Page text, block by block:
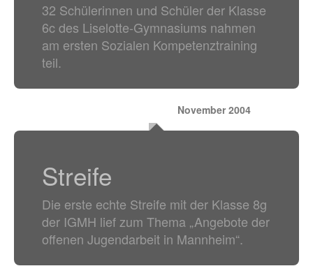
32 Schülerinnen und Schüler der Klasse
6c des Liselotte-Gymnasiums nahmen
am ersten Sozialen Kompetenztraining
teil.
November 2004
Streife
Die erste echte Streife mit der Klasse 8g
der IGMH lief zum Thema „Angebote der
offenen Jugendarbeit in Mannheim“.